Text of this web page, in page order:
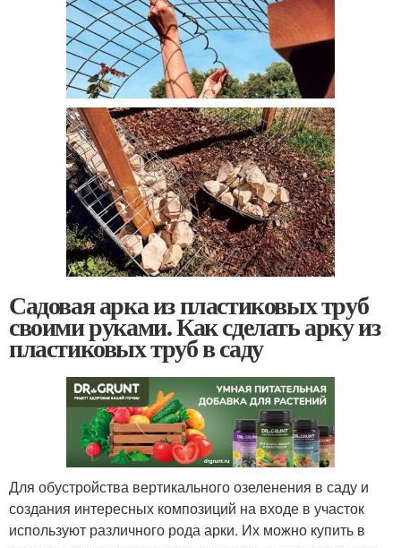
Садовая арка из пластиковых труб
своими руками. Как сделать арку из
пластиковых труб в саду
Для обустройства вертикального озеленения в саду и
создания интересных композиций на входе в участок
используют различного рода арки. Их можно купить в